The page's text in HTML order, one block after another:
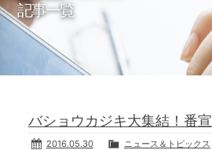
ボートを売る
ボートパーツ販売
お役立ち情報
記事一覧
バショウカジキ大集結！番宣
2016.05.30 ニュース＆トピックス